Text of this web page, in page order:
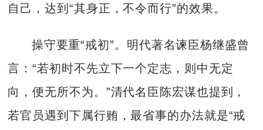
自己，达到“其身正，不令而行”的效果。
操守要重“戒初”。明代著名谏臣杨继盛曾
言：“若初时不先立下一个定志，则中无定
向，便无所不为。”清代名臣陈宏谋也提到，
若官员遇到下属行贿，最省事的办法就是“戒